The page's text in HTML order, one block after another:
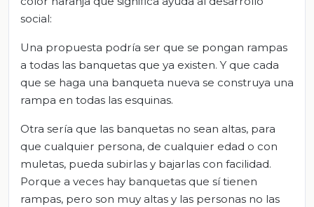
social:
Una propuesta podría ser que se pongan rampas
a todas las banquetas que ya existen. Y que cada
que se haga una banqueta nueva se construya una
rampa en todas las esquinas.
Otra sería que las banquetas no sean altas, para
que cualquier persona, de cualquier edad o con
muletas, pueda subirlas y bajarlas con facilidad.
Porque a veces hay banquetas que sí tienen
rampas, pero son muy altas y las personas no las